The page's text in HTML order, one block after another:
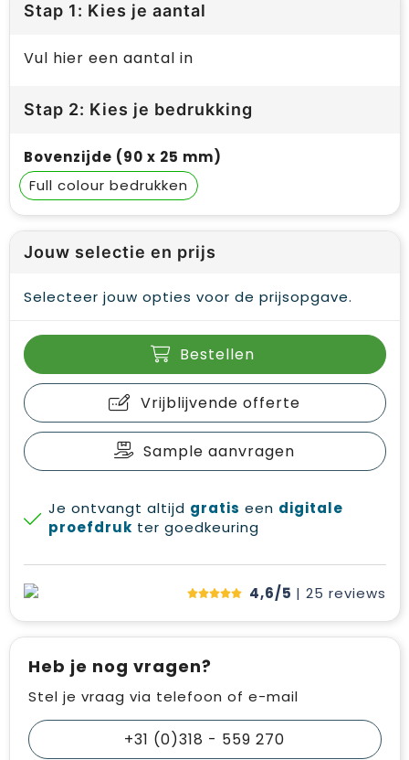
Stap 1: Kies je aantal
Vul hier een aantal in
Stap 2: Kies je bedrukking
Bovenzijde (90 x 25 mm)
Full colour
Jouw selectie en prijs
Selecteer jouw opties voor de prijsopgave.
Bestellen
Vrijblijvende offerte
Sample aanvragen
Je ontvangt altijd gratis een digitale
proefdruk ter goedkeuring
4,6/5 | 25 reviews
Heb je nog vragen?
Stel je vraag via telefoon of e-mail
+31 (0)318 - 559 270